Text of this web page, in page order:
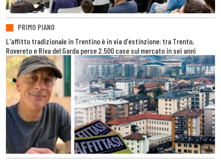
PRIMO PIANO
L'affitto tradizionale in Trentino è in via d'estinzione: tra Trento,
Rovereto e Riva del Garda perse 2.500 case sul mercato in sei anni